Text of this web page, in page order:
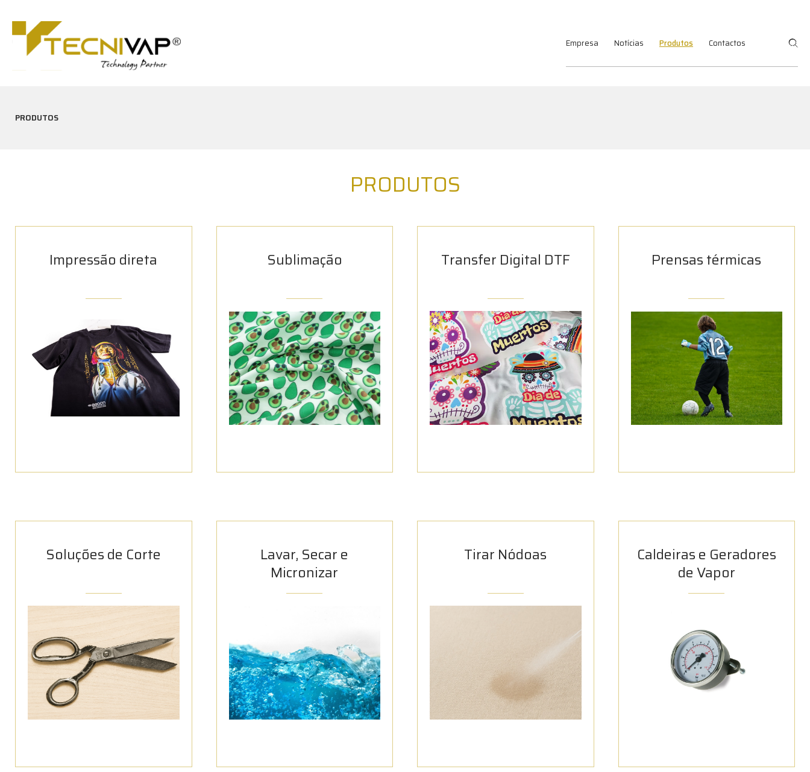
Empresa Notícias Produtos Contactos
PRODUTOS
PRODUTOS
Impressão direta Sublimação Transfer Digital DTF Prensas térmicas
Soluções de Corte
Lavar, Secar e
Micronizar
Tirar Nódoas
Caldeiras e Geradores
de Vapor